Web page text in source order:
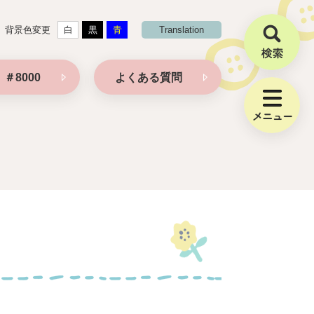
検
索
メ
ニ
背景色変更 白 黒 青 Translation
＃8000 よくある質問